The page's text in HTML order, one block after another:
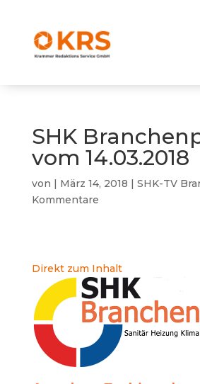
SHK
vom 14.03.2018
von | März 14, 2018 | SHK-TV
Kommentare
Direkt zum Inhalt